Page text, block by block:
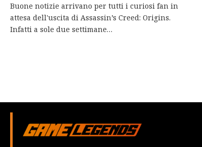
Buone notizie arrivano per tutti i curiosi fan in
attesa dell'uscita di Assassin’s Creed: Origins.
Infatti a sole due settimane…